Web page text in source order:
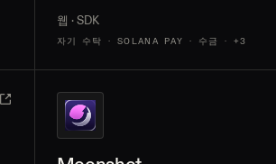
flows, and a wallet adapter for dApp
sign-in
웹 · SDK
자기 수탁 · SOLANA PAY · 수금 · +3